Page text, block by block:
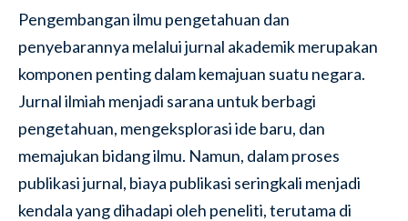
Pengembangan ilmu pengetahuan dan
penyebarannya melalui jurnal akademik merupakan
komponen penting dalam kemajuan suatu negara.
Jurnal ilmiah menjadi sarana untuk berbagi
pengetahuan, mengeksplorasi ide baru, dan
memajukan bidang ilmu. Namun, dalam proses
publikasi jurnal, biaya publikasi seringkali menjadi
kendala yang dihadapi oleh peneliti, terutama di